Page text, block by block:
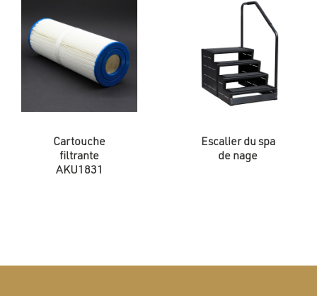
Cartouche
filtrante
AKU1831
Escalier du spa
de nage